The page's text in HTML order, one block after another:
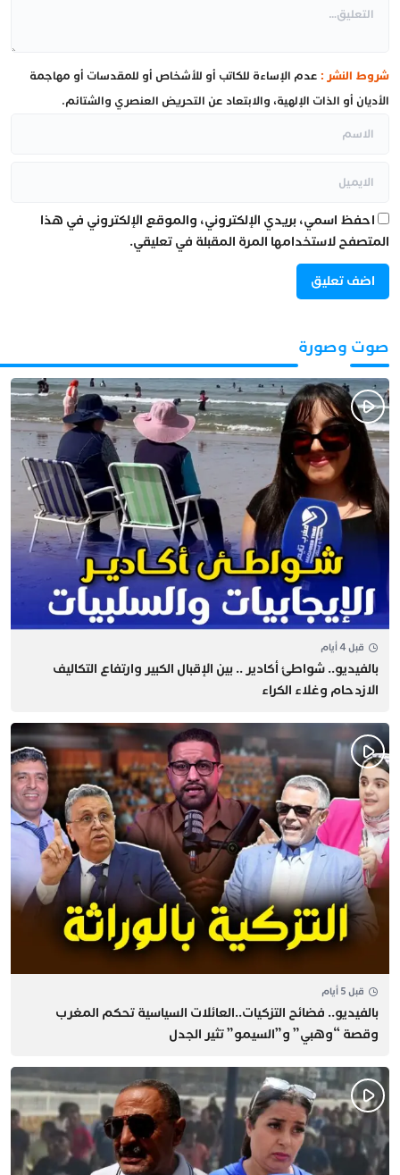
شروط النشر : عدم الإساءة للكاتب أو للأشخاص أو للمقدسات أو مهاجمة
الأديان أو الذات الإلهية، والابتعاد عن التحريض العنصري والشتائم.
احفظ اسمي، بريدي الإلكتروني، والموقع الإلكتروني في هذا
المتصفح لاستخدامها المرة المقبلة في تعليقي.
صوت وصورة
قبل 4 أيام
بالفيديو.. شواطئ أكادير .. بين الإقبال الكبير وارتفاع التكاليف
الازدحام وغلاء الكراء
قبل 5 أيام
بالفيديو.. فضائح التزكيات..العائلات السياسية تحكم المغرب
وقصة “وهبي” و”السيمو” تثير الجدل